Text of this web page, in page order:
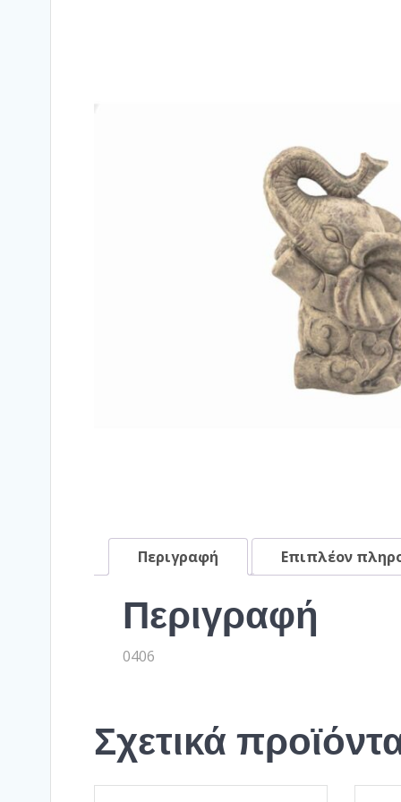
Περιγραφή Επιπλέον
Περιγραφή
0406
Σχετικά